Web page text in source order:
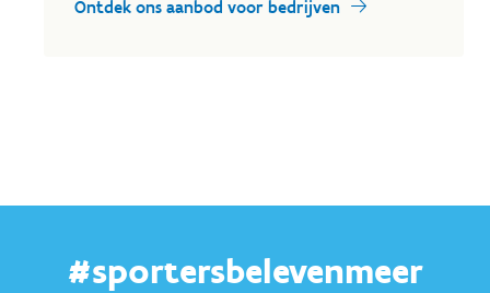
Ontdek ons aanbod voor bedrijven
#sportersbelevenmeer